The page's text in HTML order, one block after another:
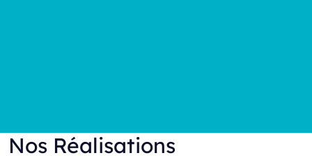
Nos Réalisations